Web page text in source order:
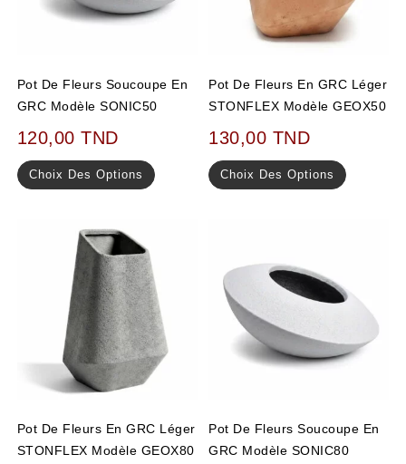
Pot De Fleurs Soucoupe En
GRC Modèle SONIC50
120,00TND
Choix Des Options
Pot De Fleurs En GRC Léger
STONFLEX Modèle GEOX50
130,00 TND
Choix Des Options
Pot De Fleurs En GRC Léger
STONFLEX Modèle GEOX80
Pot De Fleurs Soucoupe En
GRC Modèle SONIC80